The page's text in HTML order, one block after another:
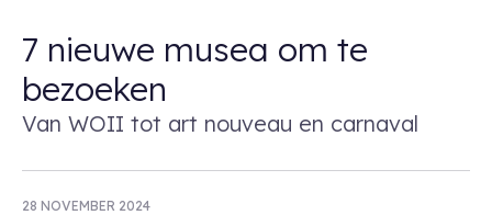
7 nieuwe musea om te
bezoeken
Van WOII tot art nouveau en carnaval
28 NOVEMBER 2024